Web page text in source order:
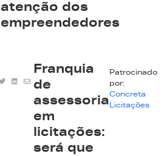
atenção dos
empreendedores
Franquia
de
assessoria
em
licitações:
será que
Patrocinado
por:
Concreta
Licitações